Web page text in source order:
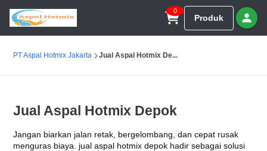
0
Produk
PT Aspal Hotmix Jakarta Jual Aspal Hotmix De...
Jual Aspal Hotmix Depok
Jangan biarkan jalan retak, bergelombang, dan cepat rusak
menguras biaya. jual aspal hotmix depok hadir sebagai solusi